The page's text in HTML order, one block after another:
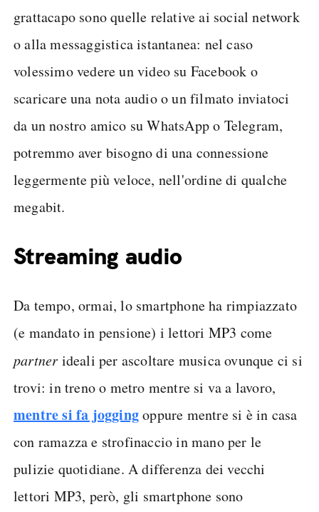
grattacapo sono quelle relative ai social network
o alla messaggistica istantanea: nel caso
volessimo vedere un video su Facebook o
scaricare una nota audio o un filmato inviatoci
da un nostro amico su WhatsApp o Telegram,
potremmo aver bisogno di una connessione
leggermente più veloce, nell'ordine di qualche
megabit.
Streaming audio
Da tempo, ormai, lo smartphone ha rimpiazzato
(e mandato in pensione) i lettori MP3 come
partner ideali per ascoltare musica ovunque ci si
trovi: in treno o metro mentre si va a lavoro,
mentre si fa joggingoppure mentre si è in casa
con ramazza e strofinaccio in mano per le
pulizie quotidiane. A differenza dei vecchi
lettori MP3, però, gli smartphone sono